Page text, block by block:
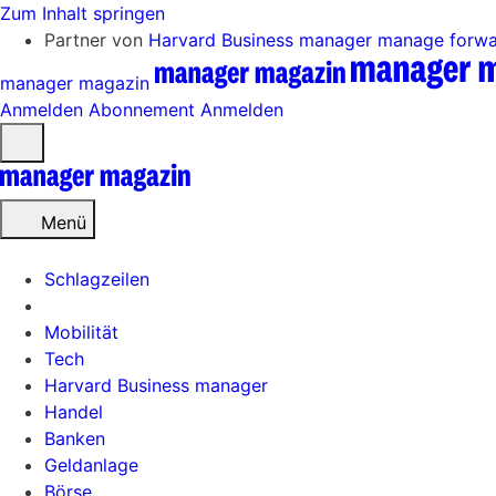
Zum Inhalt springen
Partner von Harvard Business manager manage
manager magazin
Anmelden Abonnement Anmelden
öffnen
Menü
Schlagzeilen
Mobilität
Tech
Harvard Business manager
Handel
Banken
Geldanlage
Börse